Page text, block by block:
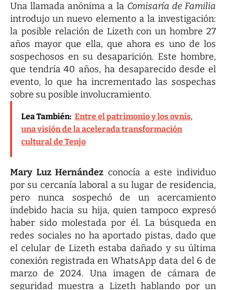
Una llamada anónima a la Comisaría de Familia
introdujo un nuevo elemento a la investigación:
la posible relación de Lizeth con un hombre 27
años mayor que ella, que ahora es uno de los
sospechosos en su desaparición. Este hombre,
que tendría 40 años, ha desaparecido desde el
evento, lo que ha incrementado las sospechas
sobre su posible involucramiento.
Lea También: Entre el patrimonio y los ovnis,
una visión de la acelerada transformación
cultural de Tenjo
Mary Luz Hernández conocía a este individuo
por su cercanía laboral a su lugar de residencia,
pero nunca sospechó de un acercamiento
indebido hacia su hija, quien tampoco expresó
haber sido molestada por él. La búsqueda en
redes sociales no ha aportado pistas, dado que
el celular de Lizeth estaba dañado y su última
conexión registrada en WhatsApp data del 6 de
marzo de 2024. Una imagen de cámara de
seguridad muestra a Lizeth hablando por un